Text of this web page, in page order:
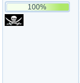
100%